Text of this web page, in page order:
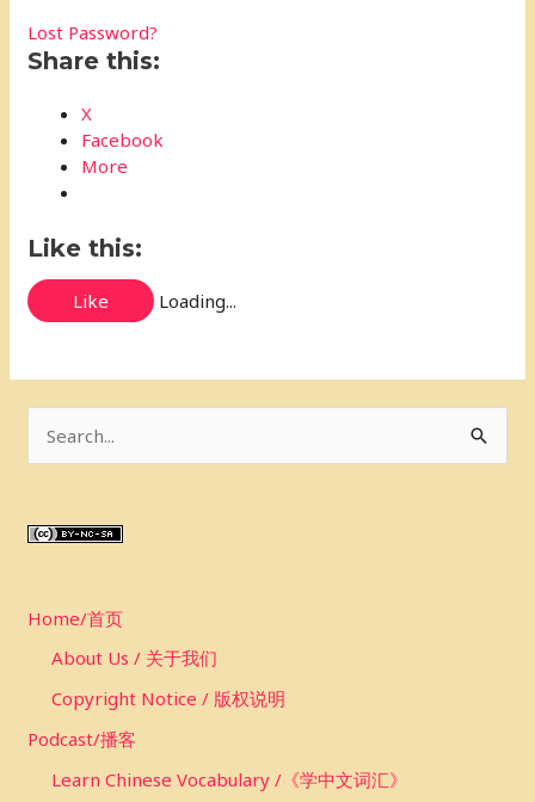
Lost Password?
Share this:
X
Facebook
More
Like this:
Like Loading...
r
h
Home/首页
About Us / 关于我们
Copyright Notice / 版权说明
Podcast/播客
Learn Chinese Vocabulary /《学中文词汇》